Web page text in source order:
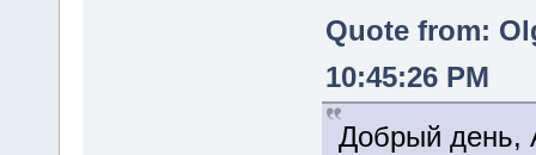
Quote from:
10:45:26 PM
Добрый день,